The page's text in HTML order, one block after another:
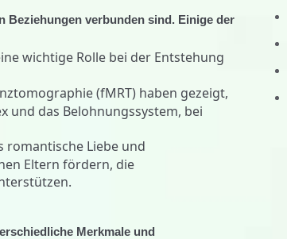
Beziehungen verbunden sind. Einige der
wichtige Rolle bei der Entstehung
(fMRT) haben gezeigt,
und das Belohnungssystem, bei
romantische Liebe und
Eltern fördern, die
Merkmale und